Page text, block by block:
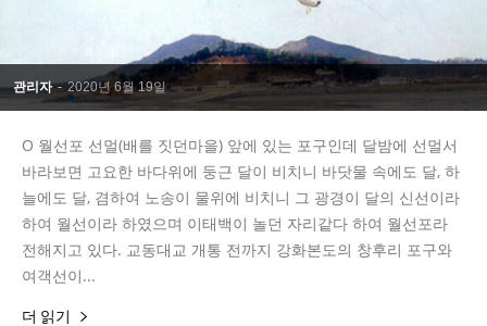
관리자 - 2020년 6월 19일
Ο 월선포 선멀(배를 짓던마을) 앞에 있는 포구인데 달밤에 선멀서
바라보면 고요한 바다위에 둥근 달이 비치니 바닷물 속에도 달, 하
늘에도 달, 겸하여 노송이 물위에 비치니 그 광경이 달의 신선이라
하여 월선이라 하였으며 이태백이 놀던 자리같다 하여 월선포라
전해지고 있다. 교동대교 개통 전까지 강화본도의 창후리 포구와
여객선이...
더 읽기